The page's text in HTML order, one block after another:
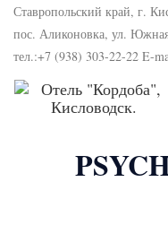
Ставропольский край, г.
пос. Аликоновка, ул.
тел.:+7 (938) 303-22-22 E-